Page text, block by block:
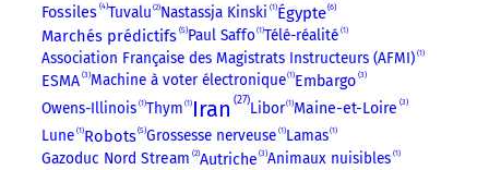
Fossiles 4 Tuvalu 2 Nastassja Kinski 1 Égypte 6
Marchés prédictifs 5 Paul Saffo 1 Télé-réalité 1
Association Française des Magistrats Instructeurs (AFMI) 1
ESMA 3 Machine à voter électronique 1 Embargo 3
Owens-Illinois 1 Thym 1 Iran 27 Libor 1 Maine-et-Loire 3
Lune 1 Robots 5 Grossesse nerveuse 1 Lamas 1
Gazoduc Nord Stream 2 Autriche 3 Animaux nuisibles 1